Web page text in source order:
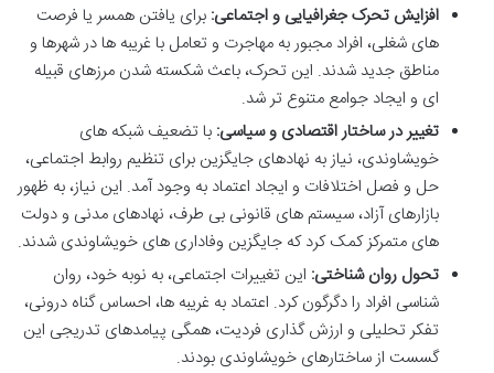
افزایش تحرک جغرافیایی و اجتماعی: برای یافتن همسر یا فرصت
های شغلی، افراد مجبور به مهاجرت و تعامل با غریبه ها در شهرها و
مناطق جدید شدند. این تحرک، باعث شکسته شدن مرزهای قبیله
ای و ایجاد جوامع متنوع تر شد.
تغییر در ساختار اقتصادی و سیاسی: با تضعیف شبکه های
خویشاوندی، نیاز به نهادهای جایگزین برای تنظیم روابط اجتماعی،
حل و فصل اختلافات و ایجاد اعتماد به وجود آمد. این نیاز، به ظهور
بازارهای آزاد، سیستم های قانونی بی طرف، نهادهای مدنی و دولت
های متمرکز کمک کرد که جایگزین وفاداری های خویشاوندی شدند.
تحول روان شناختی: این تغییرات اجتماعی، به نوبه خود، روان
شناسی افراد را دگرگون کرد. اعتماد به غریبه ها، احساس گناه درونی،
تفکر تحلیلی و ارزش گذاری فردیت، همگی پیامدهای تدریجی این
گسست از ساختارهای خویشاوندی بودند.